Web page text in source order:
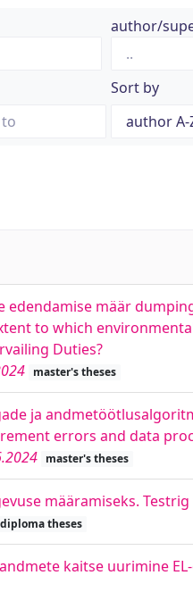
author/
Sort by
edendamise määr
to which
Duties?
master's theses
ja
errors and data
master's theses
määramiseks.
diploma theses
kaitse uurimine